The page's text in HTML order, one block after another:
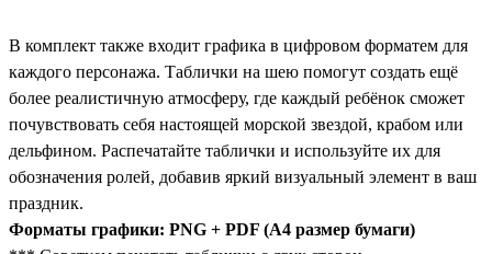
В комплект также входит графика в цифровом форматем для
каждого персонажа. Таблички на шею помогут создать ещё
более реалистичную атмосферу, где каждый ребёнок сможет
почувствовать себя настоящей морской звездой, крабом или
дельфином. Распечатайте таблички и используйте их для
обозначения ролей, добавив яркий визуальный элемент в ваш
праздник.
Форматы графики: PNG + PDF (А4 размер бумаги)